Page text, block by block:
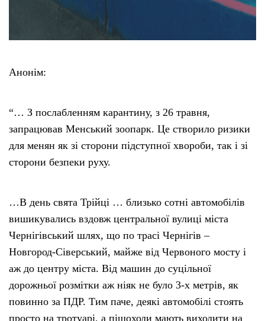
Анонім:
“… З послабленням карантину, з 26 травня,
запрацював Менський зоопарк. Це створило ризики
для менян як зі сторони підступної хвороби, так і зі
сторони безпеки руху.
…В день свята Трійці … близько сотні автомобілів
вишикувались вздовж центральної вулиці міста
Чернігівський шлях, що по трасі Чернігів –
Новгород-Сіверський, майже від Червоного мосту і
аж до центру міста. Від машин до суцільної
дорожньої розмітки аж ніяк не було 3-х метрів, як
повинно за ПДР. Тим паче, деякі автомобілі стоять
просто на тротуарі, а пішоходи мають виходити на